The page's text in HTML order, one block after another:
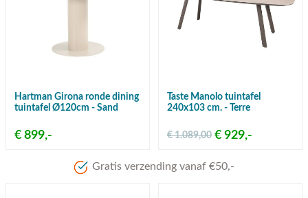
Hartman Girona ronde dining
tuintafel Ø120cm - Sand
€ 899,-
Taste Manolo tuintafel
240x103 cm. - Terre
€ 929,-
€ 1.089,00
Meer dan 80 jaar